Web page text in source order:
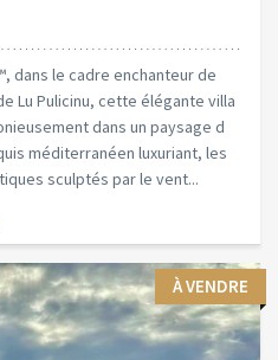
dans le cadre enchanteur de
Lu Pulicinu, cette élégante villa
dans un paysage d
méditerranéen luxuriant, les
sculptés par le vent...
À VENDRE